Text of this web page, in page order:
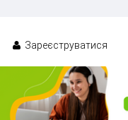
Зареєструватися